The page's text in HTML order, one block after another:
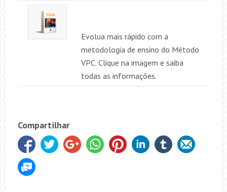
Evolua mais rápido com a
metodologia de ensino do Método
VPC. Clique na imagem e saiba
todas as informações.
Compartilhar